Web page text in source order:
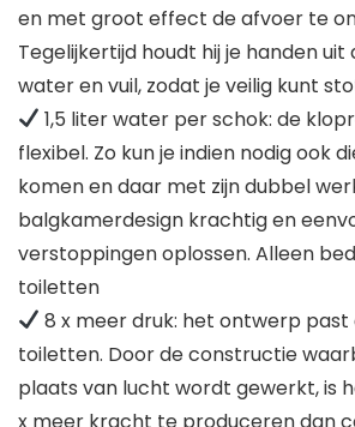
en met groot effect de afvoer te
Tegelijkertijd houdt hij je handen
water en vuil, zodat je veilig kunt
1,5 liter water per schok: de
flexibel. Zo kun je indien nodig ook
komen en daar met zijn dubbel
balgkamerdesign krachtig en
verstoppingen oplossen. Alleen
toiletten
8 x meer druk: het ontwerp
toiletten. Door de constructie
plaats van lucht wordt gewerkt, is
x meer kracht te produceren dan